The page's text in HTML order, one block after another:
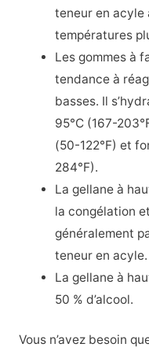
teneur en acyle
températures
Les gommes à
tendance à
basses. Il
95°C (167-
(50-122°F) et
284°F).
La gellane à
la congélation
généralement
teneur en acyle.
La gellane à
50 % d’alcool.
Vous n’avez besoin